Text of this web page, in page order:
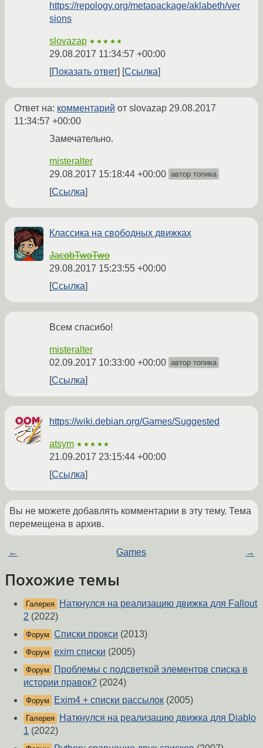
https://repology.org/metapackage/aklabeth/ver
sions
slovazap ★★★★★
29.08.2017 11:34:57 +00:00
Показать ответ
Ссылка
Ответ на: комментарий от slovazap 29.08.2017
11:34:57 +00:00
Замечательно.
misteralter
29.08.2017 15:18:44 +00:00 автор топика
Ссылка
Классика на свободных движках
JacobTwoTwo
29.08.2017 15:23:55 +00:00
Ссылка
Всем спасибо!
misteralter
02.09.2017 10:33:00 +00:00 автор топика
Ссылка
https://wiki.debian.org/Games/Suggested
atsym ★★★★★
21.09.2017 23:15:44 +00:00
Ссылка
Вы не можете добавлять комментарии в эту тему. Тема
перемещена в архив.
← Games →
Похожие темы
Галерея
Наткнулся на реализацию движка для Fallout
2 (2022)
Форум Списки прокси (2013)
Форум exim списки (2005)
Форум
Проблемы с подсветкой элементов списка в
истории правок? (2024)
Форум Exim4 + списки рассылок (2005)
Галерея
Наткнулся на реализацию движка для Diablo
1 (2022)